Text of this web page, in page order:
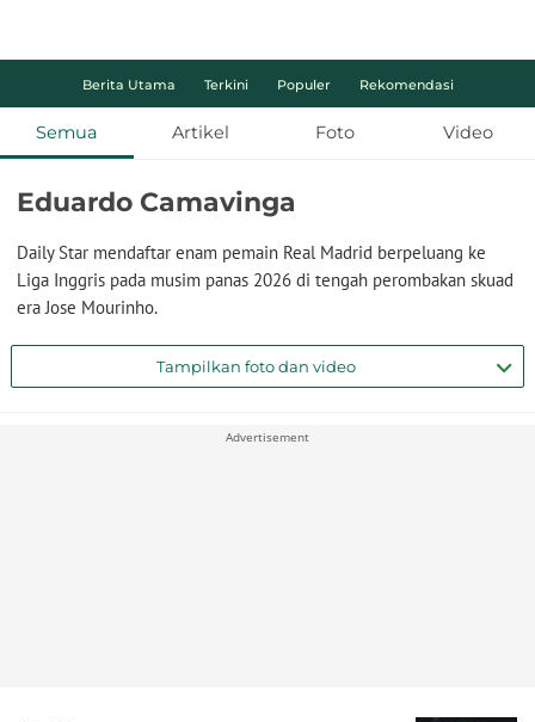
Berita Utama Terkini Populer Rekomendasi
Semua Artikel Foto Video
Eduardo Camavinga
Daily Star mendaftar enam pemain Real Madrid berpeluang ke
Liga Inggris pada musim panas 2026 di tengah perombakan skuad
era Jose Mourinho.
Tampilkan foto dan video
Advertisement